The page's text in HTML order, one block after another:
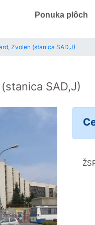
Ponuka plôch
Zvolen (stanica SAD,J)
(stanica SAD,J)